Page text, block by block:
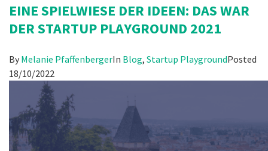
EINE SPIELWIESE DER IDEEN: DAS WAR
DER STARTUP PLAYGROUND 2021
By Melanie PfaffenbergerIn Blog, Startup PlaygroundPosted
18/10/2022